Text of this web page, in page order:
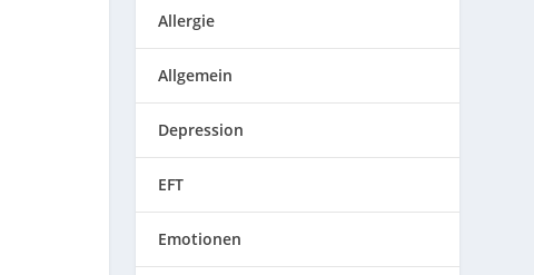
Allergie
Allgemein
Depression
EFT
Emotionen